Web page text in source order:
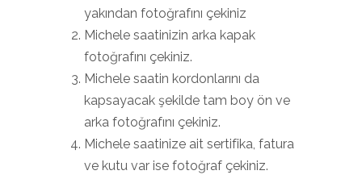
yakından fotoğrafını çekiniz
Michele saatinizin arka kapak
fotoğrafını çekiniz.
Michele saatin kordonlarını da
kapsayacak şekilde tam boy ön ve
arka fotoğrafını çekiniz.
Michele saatinize ait sertifika, fatura
ve kutu var ise fotoğraf çekiniz.